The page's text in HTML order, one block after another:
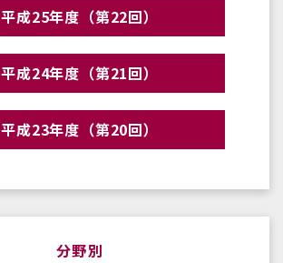
平成25年度（第22回）
平成24年度（第21回）
平成23年度（第20回）
分野別